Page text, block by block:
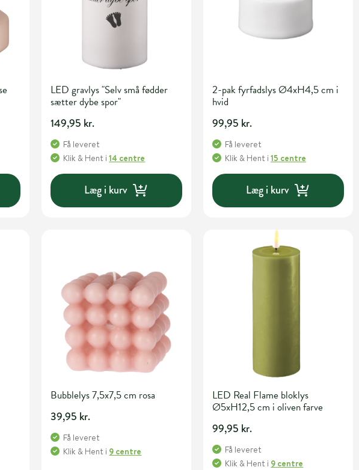
LED gravlys "Selv små fødder
sætter dybe spor"
149,95 kr.
Få leveret
Klik & Hent i14 centre
Læg i kurv
2-pak fyrfadslys Ø4xH4,5 cm i
hvid
99,95 kr.
Få leveret
Klik & Hent i15 centre
Læg i kurv
Bubblelys 7,5x7,5 cm rosa
39,95 kr.
Få leveret
Klik & Hent i 9 centre
LED Real Flame bloklys
Ø5xH12,5 cm i oliven farve
99,95 kr.
Få leveret
Klik & Hent i 9 centre